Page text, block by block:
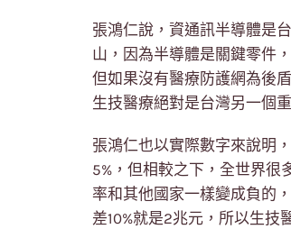
張鴻仁說，資通訊半導體是
山，因為半導體是關鍵零件
但如果沒有醫療防護網為後
生技醫療絕對是台灣另一個
張鴻仁也以實際數字來說明
5%，但相較之下，全世界很
率和其他國家一樣變成負的
差10%就是2兆元，所以生